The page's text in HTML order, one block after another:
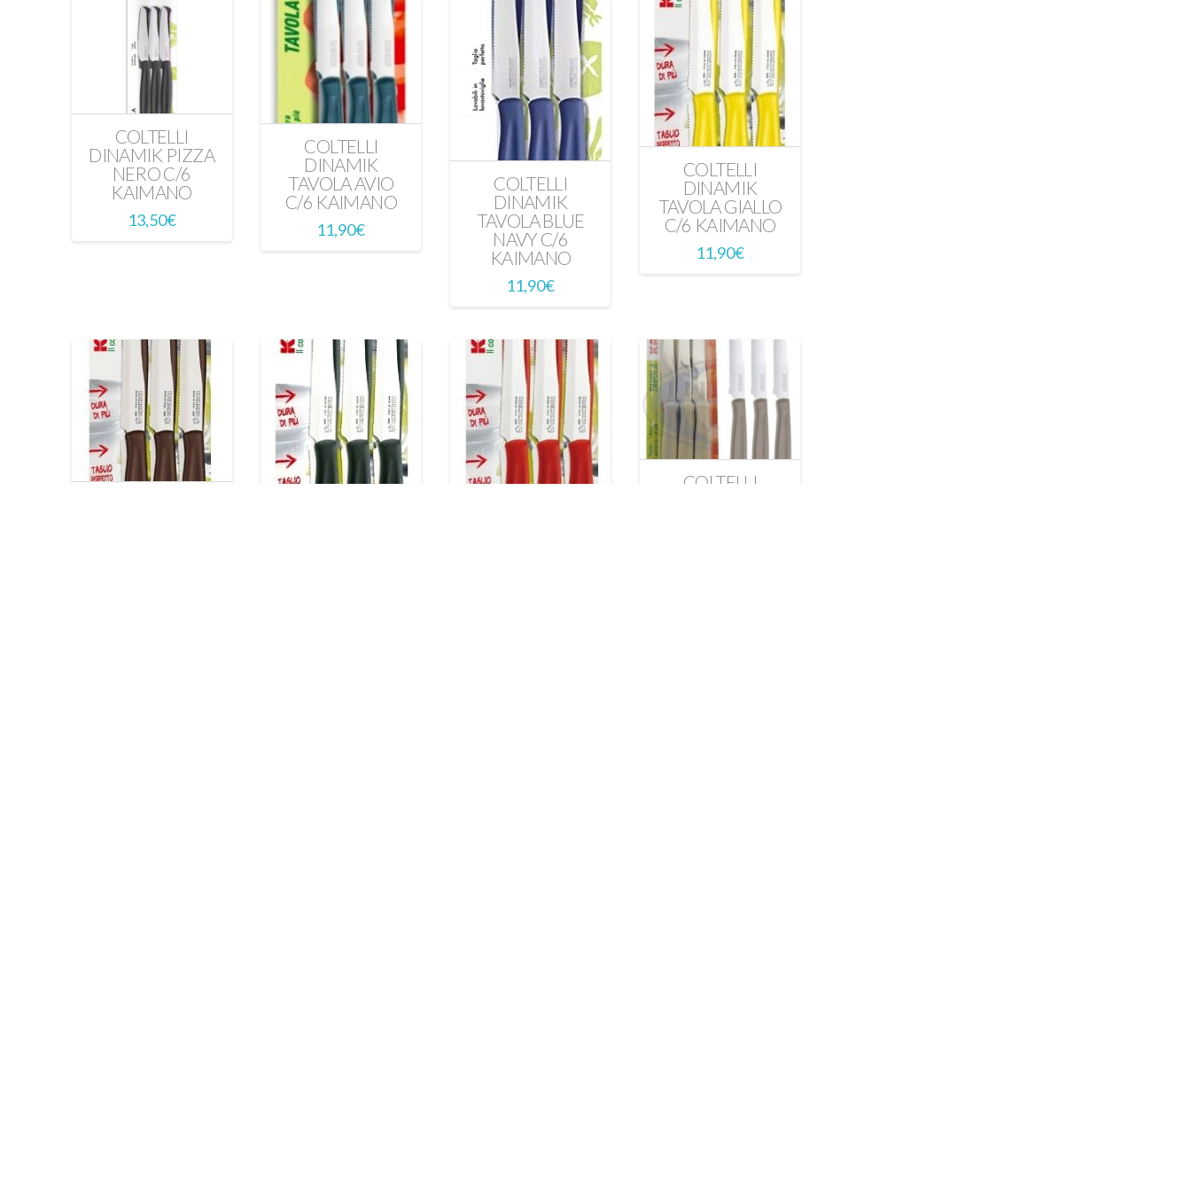
COLTELLI
DINAMIK PIZZA
NERO C/6
KAIMANO
13,50€
COLTELLI
DINAMIK
TAVOLA AVIO
C/6 KAIMANO
11,90€
COLTELLI
DINAMIK
TAVOLA BLUE
NAVY C/6
KAIMANO
11,90€
COLTELLI
DINAMIK
TAVOLA GIALLO
C/6 KAIMANO
11,90€
COLTELLI